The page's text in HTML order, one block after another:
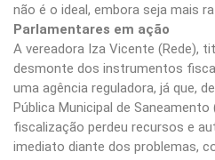
não é o ideal, embora seja mais
Parlamentares em ação
A vereadora Iza Vicente (Rede),
desmonte dos instrumentos
uma agência reguladora, já que,
Pública Municipal de Saneamento
fiscalização perdeu recursos e
imediato diante dos problemas,